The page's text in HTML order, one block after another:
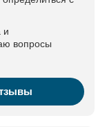
и
вопросы